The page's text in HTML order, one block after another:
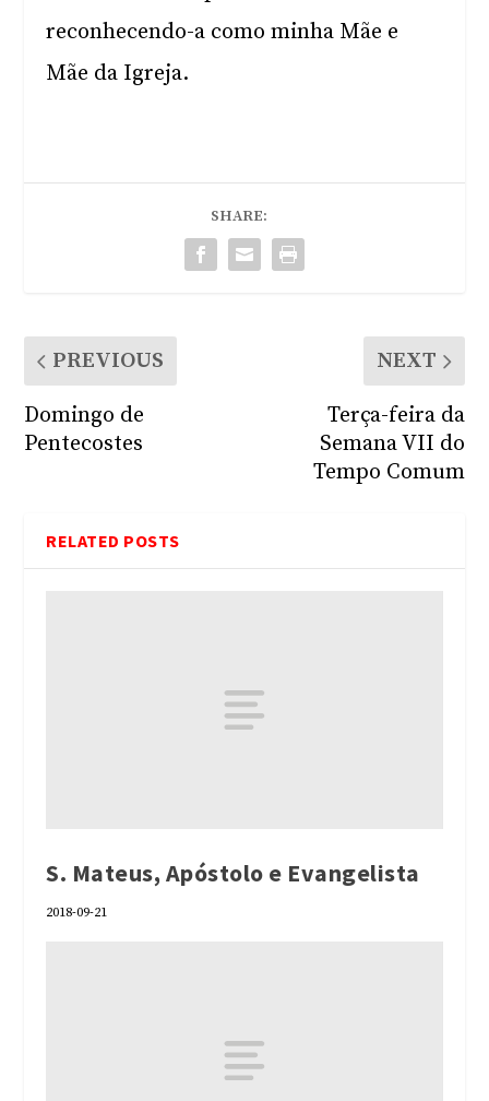
reconhecendo-a como minha Mãe e
Mãe da Igreja.
SHARE:
PREVIOUS
Domingo de
Pentecostes
NEXT
Terça-feira da
Semana VII do
Tempo Comum
RELATED POSTS
S. Mateus, Apóstolo e Evangelista
2018-09-21